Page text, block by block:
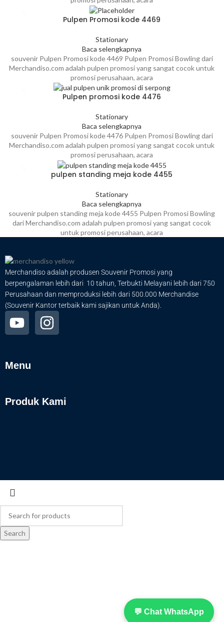
💬 Chat WhatsApp
Pulpen Promosi kode 4469
Stationary
Baca selengkapnya
souvenir Pulpen Promosi kode 4469 Pulpen Promosi Bowling dari
Merchandiso.com adalah pulpen promosi yang sangat cocok untuk
promosi perusahaan, acara
Pulpen promosi kode 4476
Stationary
Baca selengkapnya
souvenir Pulpen Promosi kode 4476 Pulpen Promosi Bowling dari
Merchandiso.com adalah pulpen promosi yang sangat cocok untuk
promosi perusahaan, acara
pulpen standing meja kode 4455
Stationary
Baca selengkapnya
souvenir pulpen standing meja kode 4455 Pulpen Promosi Bowling
dari Merchandiso.com adalah pulpen promosi yang sangat cocok
untuk promosi perusahaan, acara
Merchandiso adalah produsen Souvenir Promosi yang
berpengalaman lebih dari 10 tahun, Terbukti Melayani lebih dari 750
Perusahaan dan memproduksi lebih dari 500.000 Merchandise
(Souvenir Kantor terbaik kami sajikan untuk Anda).
Menu
Produk Kami
Search